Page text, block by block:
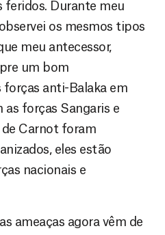
feridos. Durante meu
os mesmos tipos
meu antecessor,
um bom
forças anti-Balaka em
forças Sangaris e
de Carnot foram
eles estão
nacionais e
ameaças agora vêm de